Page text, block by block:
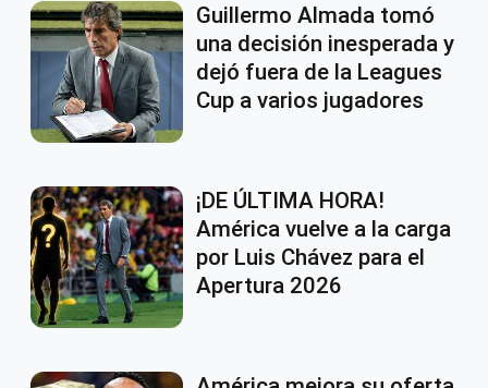
Guillermo Almada tomó
una decisión inesperada y
dejó fuera de la Leagues
Cup a varios jugadores
¡DE ÚLTIMA HORA!
América vuelve a la carga
por Luis Chávez para el
Apertura 2026